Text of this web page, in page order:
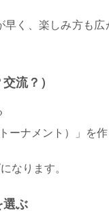
く、楽しみ方も
流？）
ーナメント）」を作
なります。
選ぶ